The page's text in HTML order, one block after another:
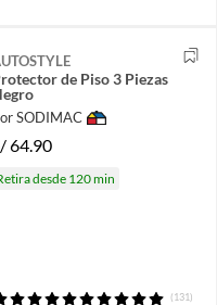
de Piso 3 Piezas
SODIMAC
64.90
desde 120 min
(131)